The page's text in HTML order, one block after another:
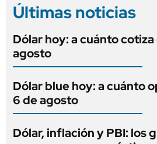
Últimas noticias
Dólar hoy: a cuánto
agosto
Dólar blue hoy: a cuánto
6 de agosto
Dólar, inflación y PBI: los